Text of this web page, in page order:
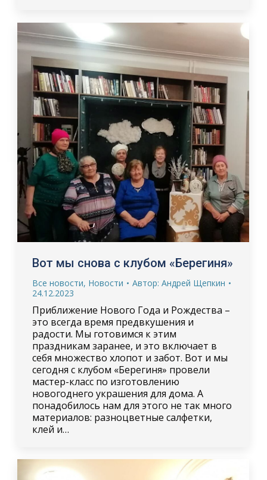
Вот мы снова с клубом «Берегиня»
Все новости, Новости Автор: Андрей Щепкин
24.12.2023
Приближение Нового Года и Рождества –
это всегда время предвкушения и
радости. Мы готовимся к этим
праздникам заранее, и это включает в
себя множество хлопот и забот. Вот и мы
сегодня с клубом «Берегиня» провели
мастер-класс по изготовлению
новогоднего украшения для дома. А
понадобилось нам для этого не так много
материалов: разноцветные салфетки,
клей и…